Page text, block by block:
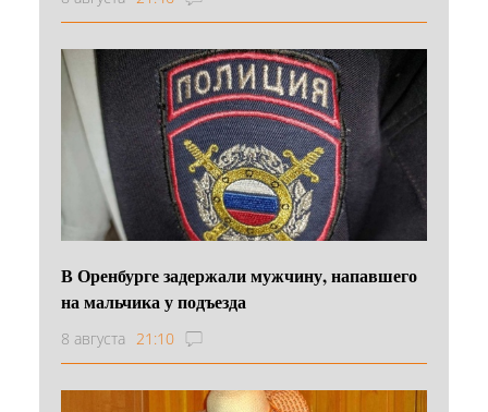
В Оренбурге задержали мужчину, напавшего
на мальчика у подъезда
8 августа 21:10